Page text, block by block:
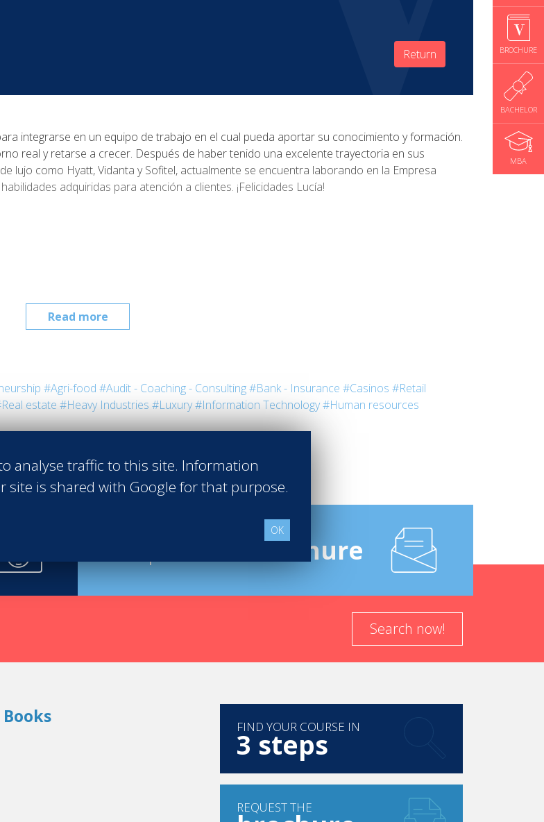
BROCHURE
BACHELOR
MBA
Return
Read more
integrarse en un equipo de trabajo en el cual pueda aportar su conocimiento y formación.
real y retarse a crecer. Después de haber tenido una excelente trayectoria en sus
lujo como Hyatt, Vidanta y Sofitel, actualmente se encuentra laborando en la Empresa
adquiridas para atención a clientes. ¡Felicidades Lucía!
#Agri-food #Audit - Coaching - Consulting#Bank - Insurance #Casinos #Retail
estate #Heavy Industries #Luxury#Information Technology#Human resources
Brochure
Search now!
Books FIND YOUR COURSE IN
3 steps
REQUEST THE
analyse traffic to this site. Information
site is shared with Google for that purpose.
OK